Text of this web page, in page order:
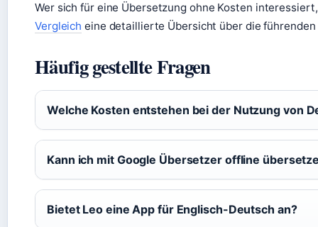
Wer sich für eine Übersetzung ohne Kosten
Vergleich eine detaillierte Übersicht über die führenden
Häufig gestellte Fragen
Welche Kosten entstehen bei der Nutzung von
Kann ich mit Google Übersetzer offline
Bietet Leo eine App für Englisch-Deutsch an?